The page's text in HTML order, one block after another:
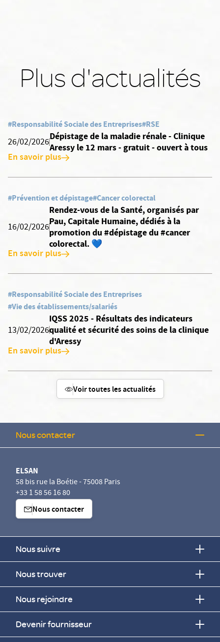
Plus d'actualités
#Responsabilité Sociale des Entreprises#RSE
26/02/2026
Dépistage de la maladie rénale - Clinique
Aressy le 12 mars - gratuit - ouvert à tous
En savoir plus
#Prévention et dépistage#Cancer colorectal
16/02/2026
Rendez-vous de la Santé, organisés par
Pau, Capitale Humaine, dédiés à la
promotion du #dépistage du #cancer
colorectal. 💙
En savoir plus
#Responsabilité Sociale des Entreprises
#Vie des établissements/salariés
13/02/2026
IQSS 2025 - Résultats des indicateurs
qualité et sécurité des soins de la clinique
d'Aressy
En savoir plus
Voir toutes les actualités
Nous contacter
ELSAN
58 bis rue la Boétie - 75008 Paris
+33 1 58 56 16 80
Nous contacter
Nous suivre
Nous trouver
Nous rejoindre
Devenir fournisseur